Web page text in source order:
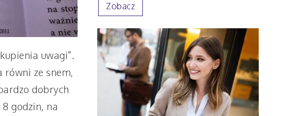
uwagi”.
ze snem,
dobrych
godzin, na
Zobacz